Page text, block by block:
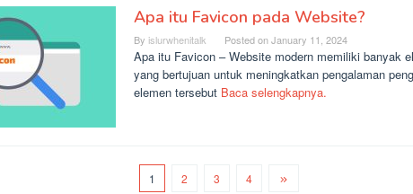
Apa itu Favicon pada Website?
By islurwhenitalk Posted onJanuary 11, 2024
Apa itu Favicon – Website modern memiliki banyak
yang bertujuan untuk meningkatkan pengalaman
elemen tersebut Baca selengkapnya.
1 2 3 4